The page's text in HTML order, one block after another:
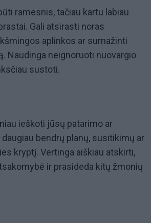
ramesnis, tačiau kartu labiau
Gali atsirasti noras
aplinkos ar sumažinti
Naudinga neignoruoti nuovargio
sustoti.
ieškoti jūsų patarimo ar
daugiau bendrų planų, susitikimų ar
kryptį. Vertinga aiškiau atskirti,
ir prasideda kitų žmonių